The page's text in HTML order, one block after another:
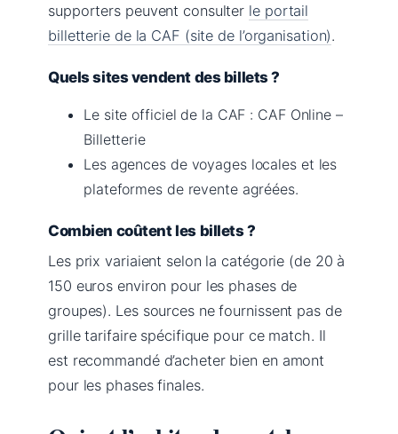
supporters peuvent consulter le portail
billetterie de la CAF (site de l’organisation).
Quels sites vendent des billets ?
Le site officiel de la CAF : CAF Online –
Billetterie
Les agences de voyages locales et les
plateformes de revente agréées.
Combien coûtent les billets ?
Les prix variaient selon la catégorie (de 20 à
150 euros environ pour les phases de
groupes). Les sources ne fournissent pas de
grille tarifaire spécifique pour ce match. Il
est recommandé d’acheter bien en amont
pour les phases finales.